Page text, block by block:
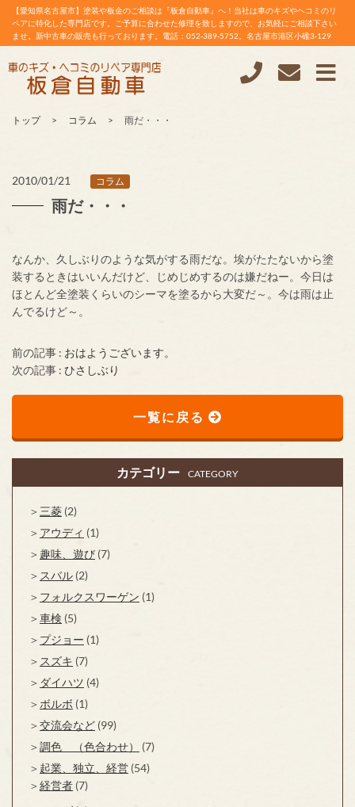
【愛知県名古屋市】塗装や板金のご相談は『板倉自動車』へ！当社は車のキズやヘコミのリ
ペアに特化した専門店です。ご予算に合わせた修理を致しますので、お気軽にご相談下さい
ませ。新中古車の販売も行っております。電話：052-389-5752。名古屋市港区小碓3-129
トップ コラム 雨だ・・・
2010/01/21 コラム
雨だ・・・
なんか、久しぶりのような気がする雨だな。埃がたたないから塗
装するときはいいんだけど、じめじめするのは嫌だねー。今日は
ほとんど全塗装くらいのシーマを塗るから大変だ～。今は雨は止
んでるけど～。
前の記事 : おはようございます。
次の記事 : ひさしぶり
一覧に戻る
カテゴリー CATEGORY
三菱 (2)
アウディ (1)
趣味、遊び (7)
スバル (2)
フォルクスワーゲン (1)
車検 (5)
プジョー (1)
スズキ (7)
ダイハツ (4)
ボルボ (1)
交流会など (99)
調色 （色合わせ）
(7)
起業、独立、経営 (54)
経営者 (7)